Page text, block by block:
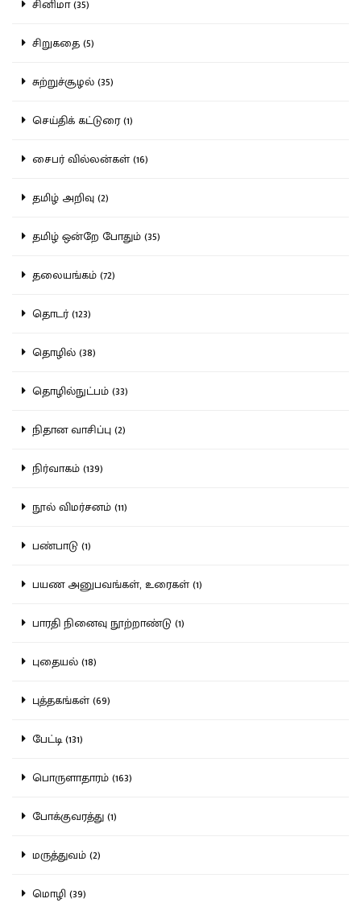
சினிமா (35)
சிறுகதை (5)
சுற்றுச்சூழல் (35)
செய்திக் கட்டுரை (1)
சைபர் வில்லன்கள் (16)
தமிழ் அறிவு (2)
தமிழ் ஒன்றே போதும் (35)
தலையங்கம் (72)
தொடர் (123)
தொழில் (38)
தொழில்நுட்பம் (33)
நிதான வாசிப்பு (2)
நிர்வாகம் (139)
நூல் விமர்சனம் (11)
பண்பாடு (1)
பயண அனுபவங்கள், உரைகள் (1)
பாரதி நினைவு நூற்றாண்டு (1)
புதையல் (18)
புத்தகங்கள் (69)
பேட்டி (131)
பொருளாதாரம் (163)
போக்குவரத்து (1)
மருத்துவம் (2)
மொழி (39)